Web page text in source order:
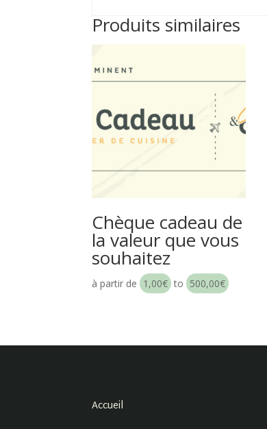
Produits similaires
Chèque cadeau de
la valeur que vous
souhaitez
à partir de 1,00€ to 500,00€
Accueil